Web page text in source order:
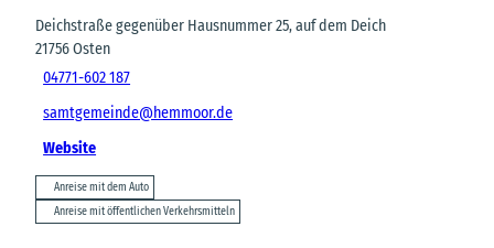
Deichstraße gegenüber Hausnummer 25, auf dem Deich
21756Osten
04771-602 187
samtgemeinde@hemmoor.de
Website
Anreise mit dem Auto
Anreise mit öffentlichen Verkehrsmitteln